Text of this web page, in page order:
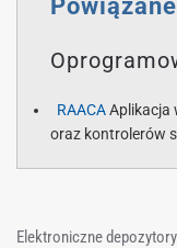
Elektroniczne
RAACAAplikacja
oraz kontrolerów